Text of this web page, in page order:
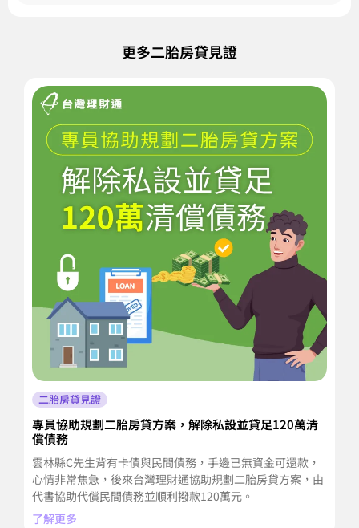
更多二胎房貸見證
二胎房貸見證
專員協助規劃二胎房貸方案，解除私設並貸足120萬清
償債務
雲林縣C先生背有卡債與民間債務，手邊已無資金可還款，
心情非常焦急，後來台灣理財通協助規劃二胎房貸方案，由
代書協助代償民間債務並順利撥款120萬元。
了解更多